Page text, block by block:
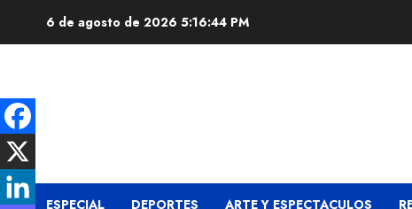
6 de agosto de 2026 5:16:44 PM
ESPECIAL DEPORTES ARTE Y ESPECTACULOS